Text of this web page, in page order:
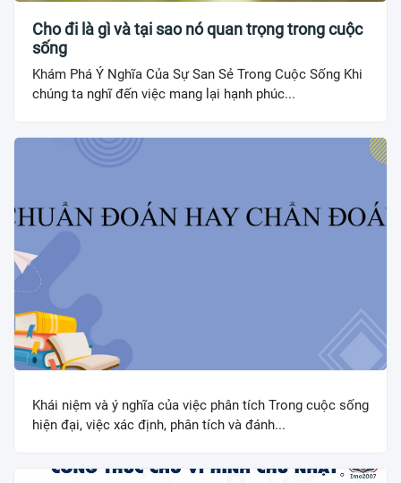
Cho đi là gì và tại sao nó quan trọng trong cuộc
sống
Khám Phá Ý Nghĩa Của Sự San Sẻ Trong Cuộc Sống Khi
chúng ta nghĩ đến việc mang lại hạnh phúc...
Khái niệm và ý nghĩa của việc phân tích Trong cuộc sống
hiện đại, việc xác định, phân tích và đánh...